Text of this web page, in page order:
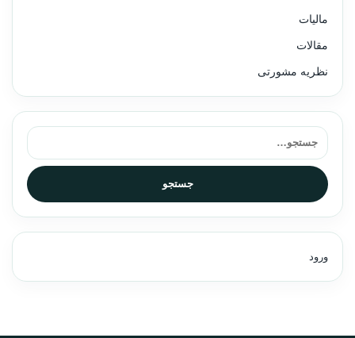
مالیات
مقالات
نظریه مشورتی
جستجو برای:
جستجو
ورود